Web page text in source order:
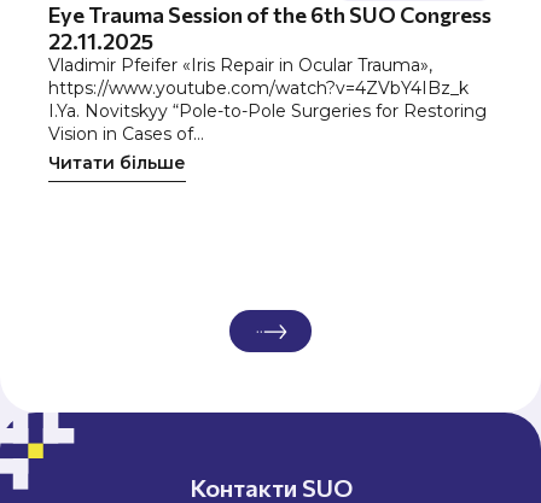
Eye Trauma Session of the 6th SUO Congress
22.11.2025
Vladimir Pfeifer «Iris Repair in Ocular Trauma»,
https://www.youtube.com/watch?v=4ZVbY4IBz_k
I.Ya. Novitskyy “Pole-to-Pole Surgeries for Restoring
Vision in Cases of…
Читати більше
Контакти SUO